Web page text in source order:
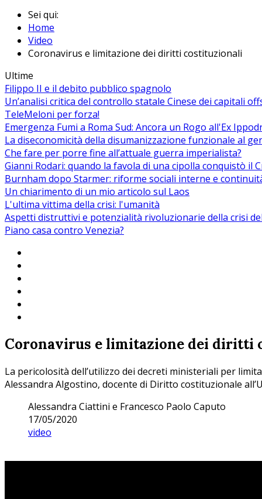
Sei qui:
Home
Video
Coronavirus e limitazione dei diritti costituzionali
Ultime
Filippo II e il debito pubblico spagnolo
Un’analisi critica del controllo statale Cinese dei capitali
TeleMeloni per forza!
Emergenza Fumi a Roma Sud: Ancora un Rogo all'Ex
La diseconomicità della disumanizzazione funzionale al
Che fare per porre fine all’attuale guerra imperialista?
Gianni Rodari: quando la favola di una cipolla conquistò il
Burnham dopo Starmer: riforme sociali interne e
Un chiarimento di un mio articolo sul Laos
L'ultima vittima della crisi: l'umanità
Aspetti distruttivi e potenzialità rivoluzionarie della crisi
Piano casa contro Venezia?
Coronavirus e limitazione dei diritti
La pericolosità dell’utilizzo dei decreti ministeriali per
Alessandra Algostino, docente di Diritto costituzionale
Alessandra Ciattini e Francesco Paolo Caputo
17/05/2020
video